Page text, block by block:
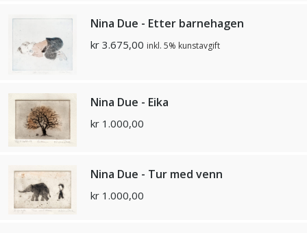
Nina Due - Etter barnehagen
kr 3.675,00 inkl. 5% kunstavgift
Nina Due - Eika
kr 1.000,00
Nina Due - Tur med venn
kr 1.000,00